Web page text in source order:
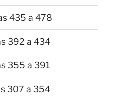
435 a 478
392 a 434
355 a 391
307 a 354